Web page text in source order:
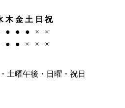
木 金 土 日 祝
● ● ● ×
×
● ● × × ×
土曜午後・日曜・祝日